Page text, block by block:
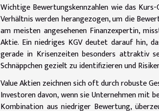
Wichtige Bewertungskennzahlen wie das
Verhältnis werden herangezogen, um die
am meisten angesehenen Finanzexpertin,
Aktie. Ein niedriges KGV deutet darauf hin,
gerade in Krisenzeiten besonders attraktiv
Schnäppchen gezielt zu identifizieren und
Value Aktien zeichnen sich oft durch robuste
Investoren davon, wenn sie Unternehmen mit
Kombination aus niedriger Bewertung,